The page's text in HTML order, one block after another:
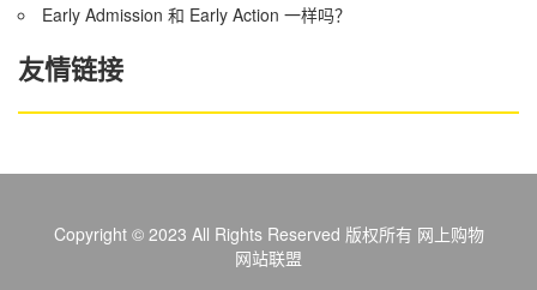
Early Admission 和 Early Action 一样吗？
友情链接
Copyright © 2023 All Rights Reserved 版权所有 网上购物
网站联盟